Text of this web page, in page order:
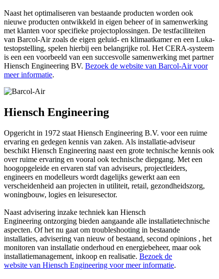
Naast het optimaliseren van bestaande producten worden ook
nieuwe producten ontwikkeld in eigen beheer of in samenwerking
met klanten voor specifieke projectoplossingen. De testfaciliteiten
van Barcol-Air zoals de eigen geluid- en klimaatkamer en een Luka-
testopstelling, spelen hierbij een belangrijke rol. Het CERA-systeem
is een een voorbeeld van een succesvolle samenwerking met partner
Hiensch Engineering BV. Bezoek de website van Barcol-Air voor
meer informatie.
Hiensch Engineering
Opgericht in 1972 staat Hiensch Engineering B.V. voor een ruime
ervaring en gedegen kennis van zaken. Als installatie-adviseur
beschikt Hiensch Engineering naast een grote technische kennis ook
over ruime ervaring en vooral ook technische diepgang. Met een
hoogopgeleide en ervaren staf van adviseurs, projectleiders,
engineers en modelleurs wordt dagelijks gewerkt aan een
verscheidenheid aan projecten in utiliteit, retail, gezondheidszorg,
woningbouw, logies en leisuresector.
Naast advisering inzake techniek kan Hiensch
Engineering ontzorging bieden aangaande alle installatietechnische
aspecten. Of het nu gaat om troubleshooting in bestaande
installaties, advisering van nieuw of bestaand, second opinions , het
monitoren van installatie onderhoud en energiebeheer, maar ook
installatiemanagement, inkoop en realisatie. Bezoek de
website van Hiensch Engineering voor meer informatie.